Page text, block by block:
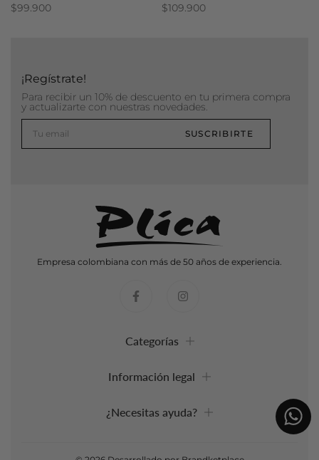
$99.900
$109.900
¡Regístrate!
Para recibir un 10% de descuento en tu primera compra
y actualizarte con nuestras novedades.
SUSCRIBIRTE
Empresa colombiana con más de 50 años de experiencia.
Categorías
Información legal
¿Necesitas ayuda?